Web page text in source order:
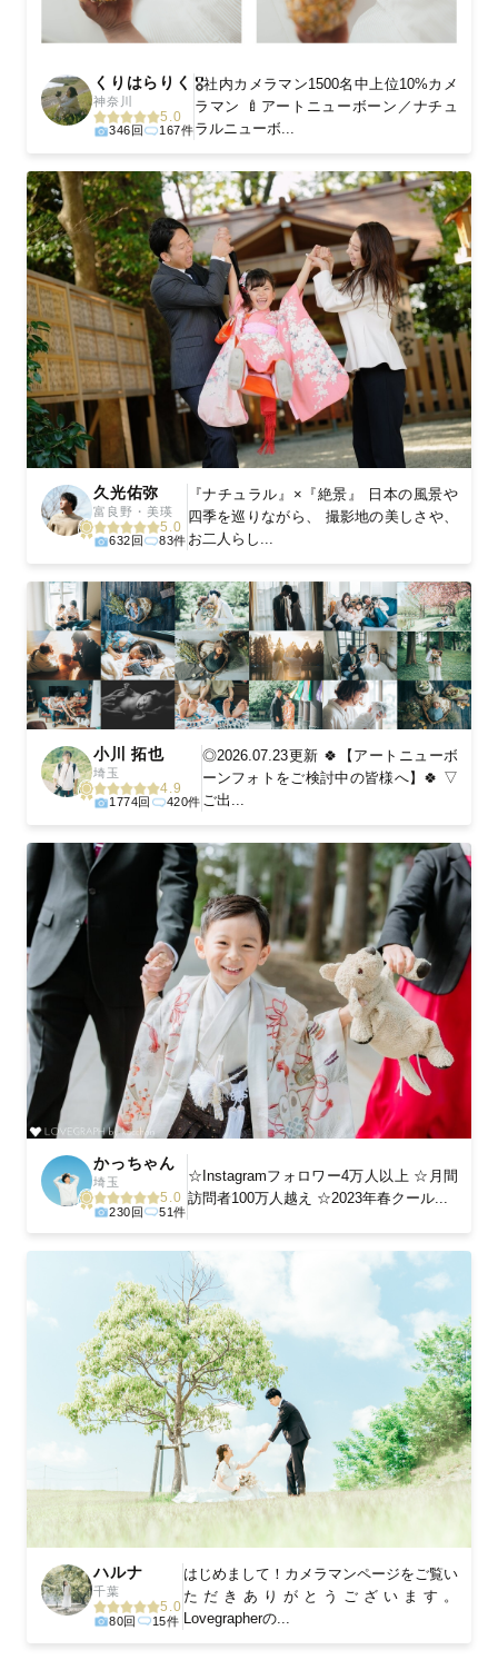
くりはらりく
神奈川
5.0
346回 167件
🎖️社内カメラマン1500名中上位10%カメ
ラマン 🍼アートニューボーン／ナチュ
ラルニューボ...
久光佑弥
富良野・美瑛
5.0
632回 83件
『ナチュラル』×『絶景』 日本の風景や
四季を巡りながら、 撮影地の美しさや、
お二人らし...
小川 拓也
埼玉
4.9
1774回 420件
◎2026.07.23更新 🍀【アートニューボ
ーンフォトをご検討中の皆様へ】🍀 ▽
ご出...
かっちゃん
埼玉
5.0
230回 51件
☆Instagramフォロワー4万人以上 ☆月間
訪問者100万人越え ☆2023年春クール...
ハルナ
千葉
5.0
80回 15件
はじめまして！カメラマンページをご覧い
ただきありがとうございます。
Lovegrapherの...